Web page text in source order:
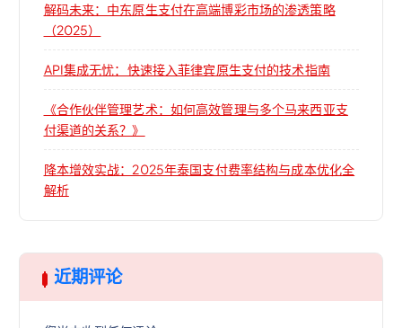
解码未来：中东原生支付在高端博彩市场的渗透策略
（2025）
API集成无忧：快速接入菲律宾原生支付的技术指南
《合作伙伴管理艺术：如何高效管理与多个马来西亚支
付渠道的关系？》
降本增效实战：2025年泰国支付费率结构与成本优化全
解析
近期评论